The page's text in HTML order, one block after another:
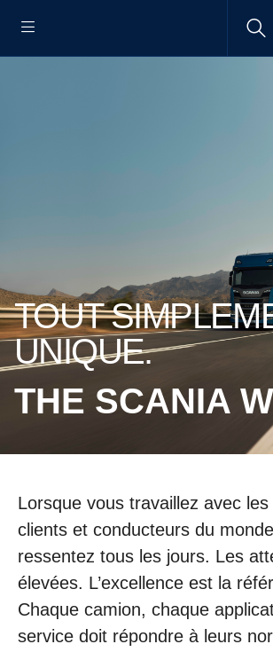
TOUT SIMPLEMENT
UNIQUE.
THE SCANIA
Lorsque vous travaillez avec
clients et conducteurs du
ressentez tous les jours. Les
élevées. L’excellence est la
Chaque camion, chaque
service doit répondre à leurs